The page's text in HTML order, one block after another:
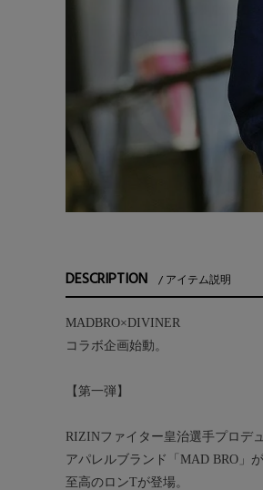
DESCRIPTION アイテム説明
MADBRO×DIVINER
コラボ企画始動。
【第一弾】
RIZINファイター皇治選手プロデ
アパレルブランド「MAD BRO」
至高のロンTが登場。